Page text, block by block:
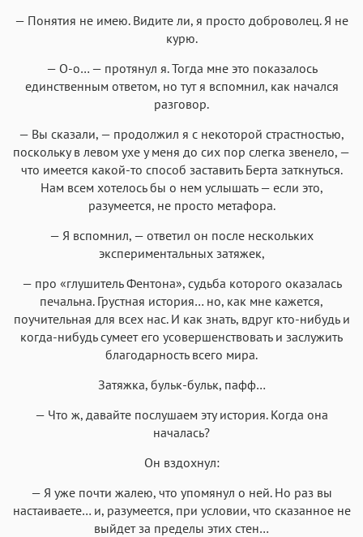
— Понятия не имею. Видите ли, я просто доброволец. Я не
курю.
— О-о… — протянул я. Тогда мне это показалось
единственным ответом, но тут я вспомнил, как начался
разговор.
— Вы сказали, — продолжил я с некоторой страстностью,
поскольку в левом ухе у меня до сих пор слегка звенело, —
что имеется какой-то способ заставить Берта заткнуться.
Нам всем хотелось бы о нем услышать — если это,
разумеется, не просто метафора.
— Я вспомнил, — ответил он после нескольких
экспериментальных затяжек,
— про «глушитель Фентона», судьба которого оказалась
печальна. Грустная история… но, как мне кажется,
поучительная для всех нас. И как знать, вдруг кто-нибудь и
когда-нибудь сумеет его усовершенствовать и заслужить
благодарность всего мира.
Затяжка, бульк-бульк, пафф…
— Что ж, давайте послушаем эту история. Когда она
началась?
Он вздохнул:
— Я уже почти жалею, что упомянул о ней. Но раз вы
настаиваете… и, разумеется, при условии, что сказанное не
выйдет за пределы этих стен…